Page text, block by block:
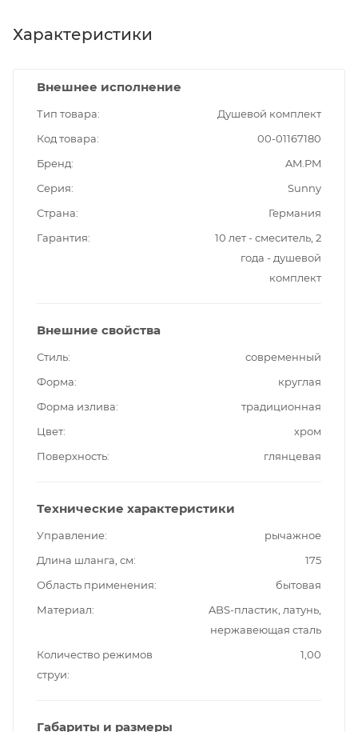
Характеристики
Внешнее исполнение
Тип товара
Душевой комплект
Код товара
00-01167180
Бренд
AM.PM
Серия
Sunny
Страна
Германия
Гарантия
10 лет - смеситель, 2
года - душевой
комплект
Внешние свойства
Стиль
современный
Форма
круглая
Форма излива
традиционная
Цвет
хром
Поверхность
глянцевая
Технические характеристики
Управление
рычажное
Длина шланга, см
175
Область применения
бытовая
Материал
ABS-пластик, латунь,
нержавеющая сталь
Количество режимов
струи
1,00
Габариты и размеры